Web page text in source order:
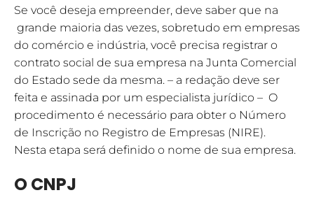
Se você deseja empreender, deve saber que na
grande maioria das vezes, sobretudo em empresas
do comércio e indústria, você precisa registrar o
contrato social de sua empresa na Junta Comercial
do Estado sede da mesma. – a redação deve ser
feita e assinada por um especialista jurídico – O
procedimento é necessário para obter o Número
de Inscrição no Registro de Empresas (NIRE).
Nesta etapa será definido o nome de sua empresa.
O CNPJ